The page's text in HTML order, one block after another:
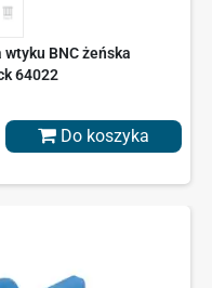
BNC żeńska
64022
Do koszyka